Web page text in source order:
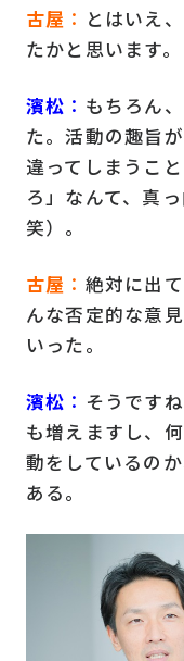
古屋 ： とはいえ
たかと思います。
濱松 ： もちろん
た。活動の趣旨
違ってしまうこ
ろ」なんて、真
笑）。
古屋 ： 絶対に出
んな否定的な意
いった。
濱松 ： そうです
も増えますし、
動をしているの
ある。